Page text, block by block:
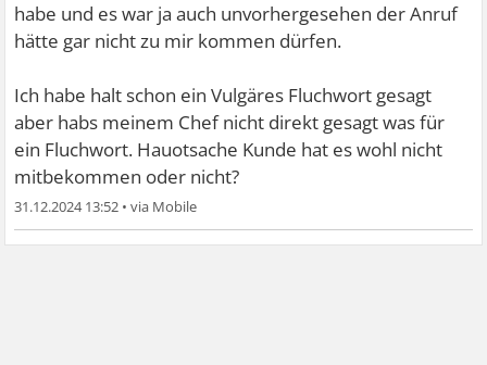
habe und es war ja auch unvorhergesehen der Anruf
hätte gar nicht zu mir kommen dürfen.
Ich habe halt schon ein Vulgäres Fluchwort gesagt
aber habs meinem Chef nicht direkt gesagt was für
ein Fluchwort. Hauotsache Kunde hat es wohl nicht
mitbekommen oder nicht?
31.12.2024 13:52 •